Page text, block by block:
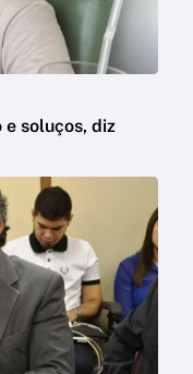
e soluços, diz